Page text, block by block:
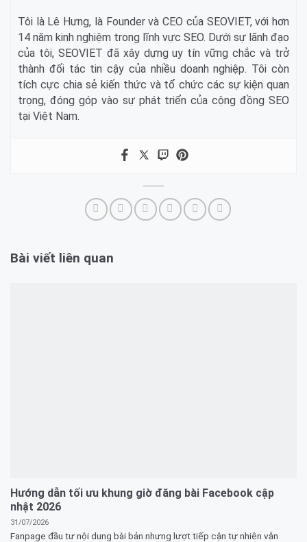
Tôi là Lê Hưng, là Founder và CEO của SEOVIET, với hơn
14 năm kinh nghiệm trong lĩnh vực SEO. Dưới sự lãnh đạo
của tôi, SEOVIET đã xây dựng uy tín vững chắc và trở
thành đối tác tin cậy của nhiều doanh nghiệp. Tôi còn
tích cực chia sẻ kiến thức và tổ chức các sự kiện quan
trọng, đóng góp vào sự phát triển của cộng đồng SEO
tại Việt Nam.
Bài viết liên quan
Hướng dẫn tối ưu khung giờ đăng bài Facebook cập
nhật 2026
31/07/2026
Fanpage đầu tư nội dung bài bản nhưng lượt tiếp cận tự nhiên vẫn